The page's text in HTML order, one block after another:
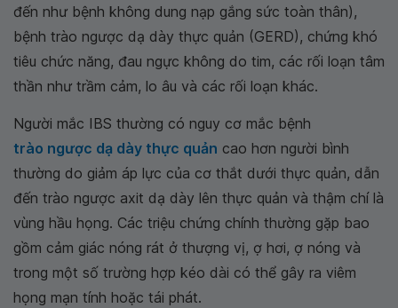
đến như bệnh không dung nạp gắng sức toàn thân),
bệnh trào ngược dạ dày thực quản (GERD), chứng khó
tiêu chức năng, đau ngực không do tim, các rối loạn tâm
thần như trầm cảm, lo âu và các rối loạn khác.
Người mắc IBS thường có nguy cơ mắc bệnh
trào ngược dạ dày thực quản cao hơn người bình
thường do giảm áp lực của cơ thắt dưới thực quản, dẫn
đến trào ngược axit dạ dày lên thực quản và thậm chí là
vùng hầu họng. Các triệu chứng chính thường gặp bao
gồm cảm giác nóng rát ở thượng vị, ợ hơi, ợ nóng và
trong một số trường hợp kéo dài có thể gây ra viêm
họng mạn tính hoặc tái phát.